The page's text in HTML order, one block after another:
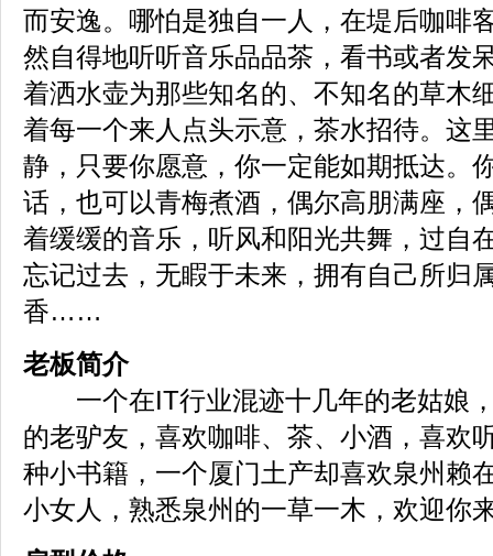
而安逸。哪怕是独自一人，在堤后咖啡
然自得地听听音乐品品茶，看书或者发
着洒水壶为那些知名的、不知名的草木
着每一个来人点头示意，茶水招待。这
静，只要你愿意，你一定能如期抵达。
话，也可以青梅煮酒，偶尔高朋满座，
着缓缓的音乐，听风和阳光共舞，过自
忘记过去，无睱于未来，拥有自己所归
香……
老板简介
一个在IT行业混迹十几年的老姑娘
的老驴友，喜欢咖啡、茶、小酒，喜欢
种小书籍，一个厦门土产却喜欢泉州赖
小女人，熟悉泉州的一草一木，欢迎你